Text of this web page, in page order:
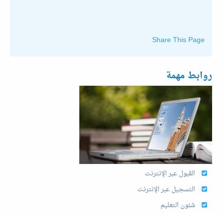
Share This Page
روابط مهمة
القبول عبر الإنترنت
التسجيل عبر الإنترنت
شئون التعليم